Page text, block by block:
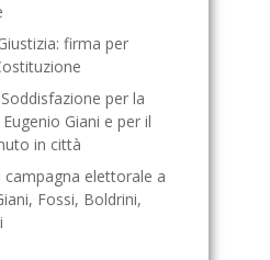
firma per
per la
Giani e per il
in città
campagna elettorale a
Fossi, Boldrini,